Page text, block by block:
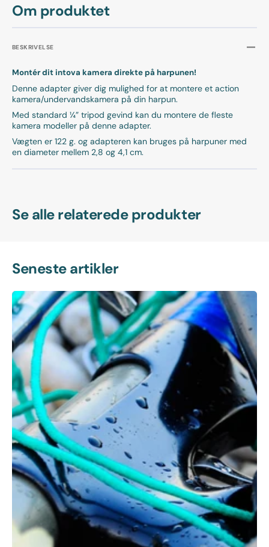
Om produktet
BESKRIVELSE
Montér dit intova kamera direkte på harpunen!
Denne adapter giver dig mulighed for at montere et action
kamera/undervandskamera på din harpun.
Med standard ¼” tripod gevind kan du montere de fleste
kamera modeller på denne adapter.
Vægten er 122 g. og adapteren kan bruges på harpuner med
en diameter mellem 2,8 og 4,1 cm.
Se alle relaterede produkter
Seneste artikler